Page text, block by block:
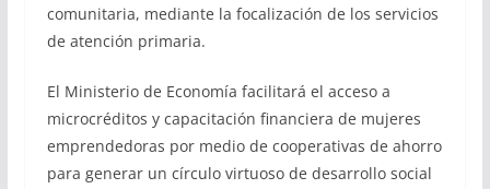
comunitaria, mediante la focalización de los servicios
de atención primaria.
El Ministerio de Economía facilitará el acceso a
microcréditos y capacitación financiera de mujeres
emprendedoras por medio de cooperativas de ahorro
para generar un círculo virtuoso de desarrollo social